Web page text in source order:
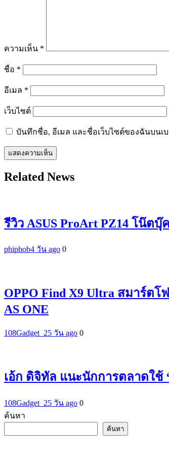
ความเห็น *
ชื่อ *
อีเมล *
เว็บไซต์
บันทึกชื่อ, อีเมล และชื่อเว็บไซต์ของฉันบนเ
Related News
รีวิว ASUS ProArt PZ14 โน๊ต
phiphob4 วัน ago 0
OPPO Find X9 Ultra สมาร์ต
AS ONE
108Gadget_25 วัน ago 0
เอ้ก ดิจิทัล แนะนักการตลาดใช้
108Gadget_25 วัน ago 0
ค้นหา
ค้นหา